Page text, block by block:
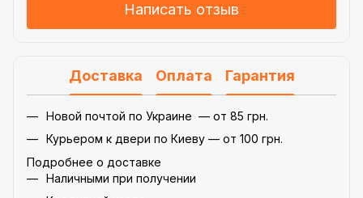
Написать отзыв
Доставка Оплата Гарантия
Новой почтой по Украине — от 85 грн.
Курьером к двери по Киеву — от 100 грн.
Подробнее о доставке
Наличными при получении